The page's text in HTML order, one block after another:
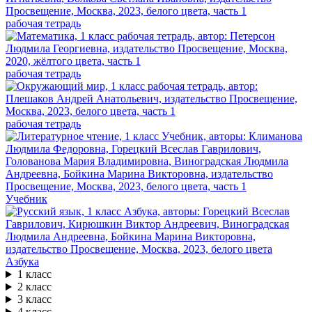
рабочая тетрадь
рабочая тетрадь
рабочая тетрадь
Учебник
Азбука
1 класс
2 класс
3 класс